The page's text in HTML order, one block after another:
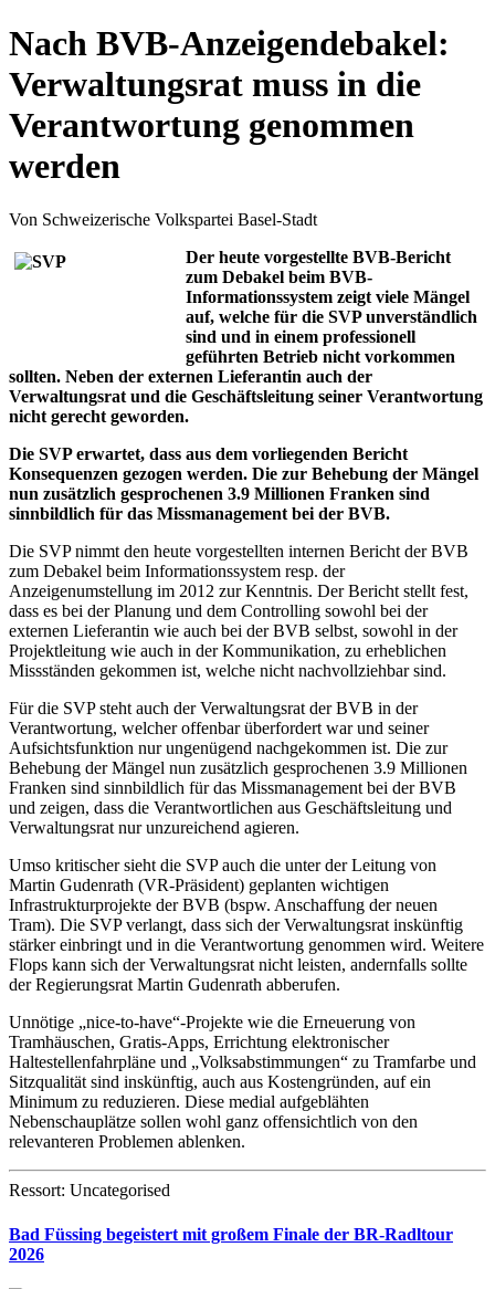
Nach BVB-Anzeigendebakel:
Verwaltungsrat muss in die
Verantwortung genommen
werden
Von Schweizerische Volkspartei Basel-Stadt
Der heute vorgestellte BVB-Bericht
zum Debakel beim BVB-
Informationssystem zeigt viele Mängel
auf, welche für die SVP unverständlich
sind und in einem professionell
geführten Betrieb nicht vorkommen
sollten. Neben der externen Lieferantin auch der
Verwaltungsrat und die Geschäftsleitung seiner Verantwortung
nicht gerecht geworden.
Die SVP erwartet, dass aus dem vorliegenden Bericht
Konsequenzen gezogen werden. Die zur Behebung der Mängel
nun zusätzlich gesprochenen 3.9 Millionen Franken sind
sinnbildlich für das Missmanagement bei der BVB.
Die SVP nimmt den heute vorgestellten internen Bericht der BVB
zum Debakel beim Informationssystem resp. der
Anzeigenumstellung im 2012 zur Kenntnis. Der Bericht stellt fest,
dass es bei der Planung und dem Controlling sowohl bei der
externen Lieferantin wie auch bei der BVB selbst, sowohl in der
Projektleitung wie auch in der Kommunikation, zu erheblichen
Missständen gekommen ist, welche nicht nachvollziehbar sind.
Für die SVP steht auch der Verwaltungsrat der BVB in der
Verantwortung, welcher offenbar überfordert war und seiner
Aufsichtsfunktion nur ungenügend nachgekommen ist. Die zur
Behebung der Mängel nun zusätzlich gesprochenen 3.9 Millionen
Franken sind sinnbildlich für das Missmanagement bei der BVB
und zeigen, dass die Verantwortlichen aus Geschäftsleitung und
Verwaltungsrat nur unzureichend agieren.
Umso kritischer sieht die SVP auch die unter der Leitung von
Martin Gudenrath (VR-Präsident) geplanten wichtigen
Infrastrukturprojekte der BVB (bspw. Anschaffung der neuen
Tram). Die SVP verlangt, dass sich der Verwaltungsrat inskünftig
stärker einbringt und in die Verantwortung genommen wird. Weitere
Flops kann sich der Verwaltungsrat nicht leisten, andernfalls sollte
der Regierungsrat Martin Gudenrath abberufen.
Unnötige „nice-to-have“-Projekte wie die Erneuerung von
Tramhäuschen, Gratis-Apps, Errichtung elektronischer
Haltestellenfahrpläne und „Volksabstimmungen“ zu Tramfarbe und
Sitzqualität sind inskünftig, auch aus Kostengründen, auf ein
Minimum zu reduzieren. Diese medial aufgeblähten
Nebenschauplätze sollen wohl ganz offensichtlich von den
relevanteren Problemen ablenken.
Ressort: Uncategorised
Bad Füssing begeistert mit großem Finale der BR-Radltour
2026